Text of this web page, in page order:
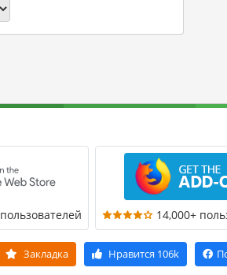
14,000+
Закладка Нравится 106k